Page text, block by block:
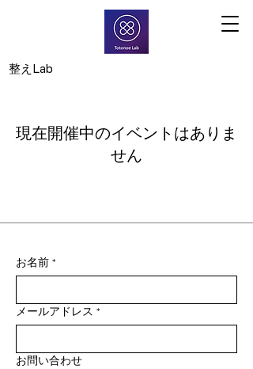
​整えLab
現在開催中のイベントはありま
せん
お名前 *
メールアドレス *
お問い合わせ